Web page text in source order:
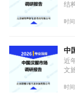
结
停
价
AI
链
时
中
近
文
服
时